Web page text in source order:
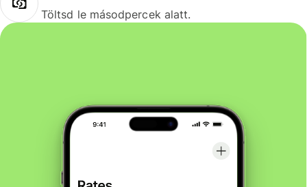
Töltsd le másodpercek alatt.